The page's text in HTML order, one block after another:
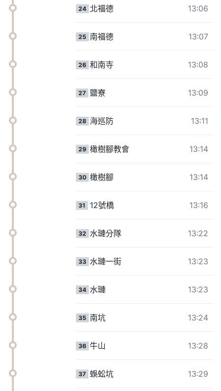
24 北福德 13:06
25 南福德 13:07
26 和南寺 13:08
27 鹽寮 13:09
28 海巡防 13:11
29 橄樹腳教會 13:14
30 橄樹腳 13:14
31 12號橋 13:16
32 水璉分隊 13:22
33 水璉一街 13:23
34 水璉 13:23
35 南坑 13:24
36 牛山 13:28
37 蜈蚣坑 13:29